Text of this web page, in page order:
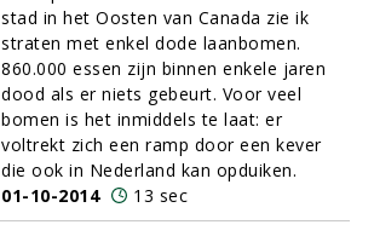
stad in het Oosten van Canada zie ik
straten met enkel dode laanbomen.
860.000 essen zijn binnen enkele jaren
dood als er niets gebeurt. Voor veel
bomen is het inmiddels te laat: er
voltrekt zich een ramp door een kever
die ook in Nederland kan opduiken.
01-10-2014
13 sec